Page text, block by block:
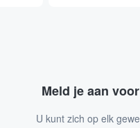
Meld je aan
U kunt zich op elk